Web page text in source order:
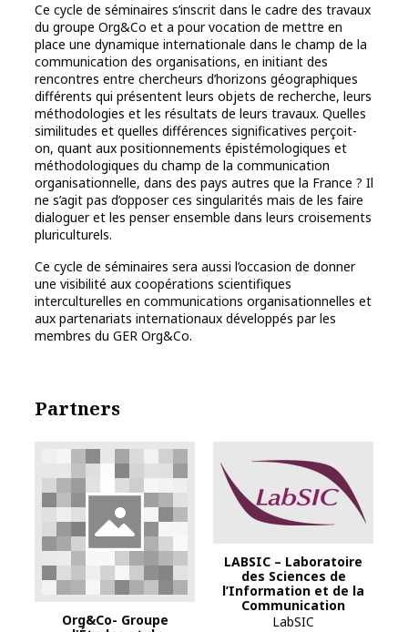
Ce cycle de séminaires s’inscrit dans le cadre des travaux
du groupe Org&Co et a pour vocation de mettre en
place une dynamique internationale dans le champ de la
communication des organisations, en initiant des
rencontres entre chercheurs d’horizons géographiques
différents qui présentent leurs objets de recherche, leurs
méthodologies et les résultats de leurs travaux. Quelles
similitudes et quelles différences significatives perçoit-
on, quant aux positionnements épistémologiques et
méthodologiques du champ de la communication
organisationnelle, dans des pays autres que la France ? Il
ne s’agit pas d’opposer ces singularités mais de les faire
dialoguer et les penser ensemble dans leurs croisements
pluriculturels.
Ce cycle de séminaires sera aussi l’occasion de donner
une visibilité aux coopérations scientifiques
interculturelles en communications organisationnelles et
aux partenariats internationaux développés par les
membres du GER Org&Co.
Partners
Org&Co- Groupe
LABSIC – Laboratoire
des Sciences de
l’Information et de la
Communication
LabSIC